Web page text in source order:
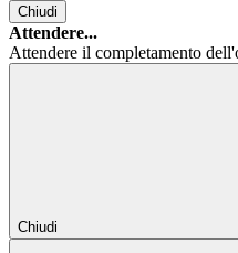
Chiudi
Attendere...
Attendere il completamento
Chiudi